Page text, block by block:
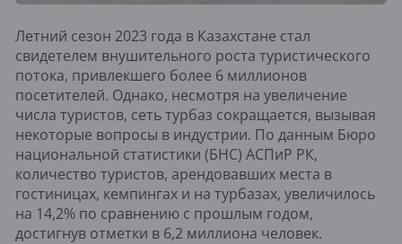
Летний сезон 2023 года в Казахстане стал
свидетелем внушительного роста туристического
потока, привлекшего более 6 миллионов
посетителей. Однако, несмотря на увеличение
числа туристов, сеть турбаз сокращается, вызывая
некоторые вопросы в индустрии. По данным Бюро
национальной статистики (БНС) АСПиР РК,
количество туристов, арендовавших места в
гостиницах, кемпингах и на турбазах, увеличилось
на 14,2% по сравнению с прошлым годом,
достигнув отметки в 6,2 миллиона человек.